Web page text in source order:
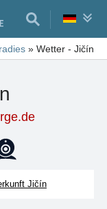
» Wetter - Jičín
Jičín